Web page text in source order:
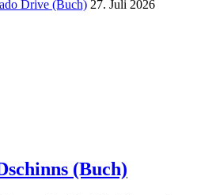
Drive (Buch) 27. Juli 2026
(Buch)